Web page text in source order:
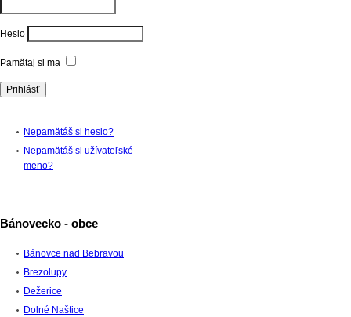
Heslo
Pamätaj si ma
Nepamätáš si heslo?
Nepamätáš si užívateľské
meno?
Bánovecko - obce
Bánovce nad Bebravou
Brezolupy
Dežerice
Dolné Naštice